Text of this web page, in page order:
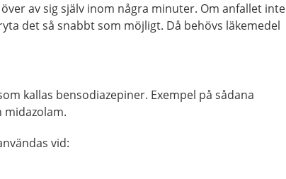
av sig själv inom några minuter. Om anfallet inte
det så snabbt som möjligt. Då behövs läkemedel
kallas bensodiazepiner. Exempel på sådana
midazolam.
vid: